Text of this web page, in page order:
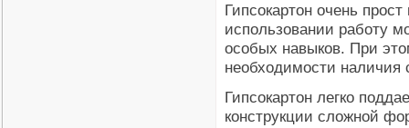
Гипсокартон очень
использовании работу
особых навыков. При
необходимости наличия
Гипсокартон легко
конструкции сложной